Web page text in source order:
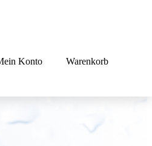
Konto Warenkorb